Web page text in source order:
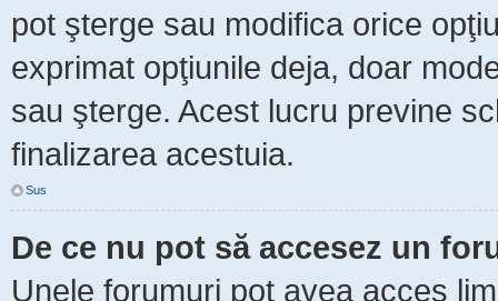
pot şterge sau modifica orice
exprimat opţiunile deja, doar
sau şterge. Acest lucru previne
finalizarea acestuia.
Sus
De ce nu pot să accesez un
Unele forumuri pot avea acces